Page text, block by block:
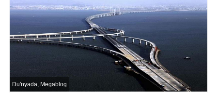
Du'nyada, Megablog